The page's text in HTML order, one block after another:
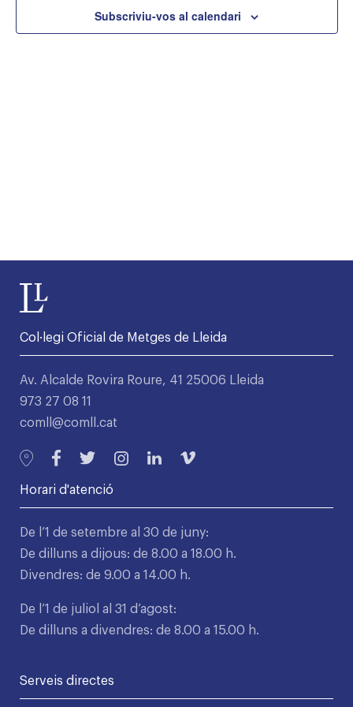
cerca
Subscriviu-vos al calendari
Col·legi Oficial de Metges de Lleida
Av. Alcalde Rovira Roure, 41 25006 Lleida
973 27 08 11
comll@comll.cat
Horari d'atenció
De l’1 de setembre al 30 de juny:
De dilluns a dijous: de 8.00 a 18.00 h.
Divendres: de 9.00 a 14.00 h.
De l’1 de juliol al 31 d’agost:
De dilluns a divendres: de 8.00 a 15.00 h.
Serveis directes